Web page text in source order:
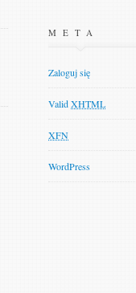
META
Zaloguj się
ValidXHTML
XFN
WordPress